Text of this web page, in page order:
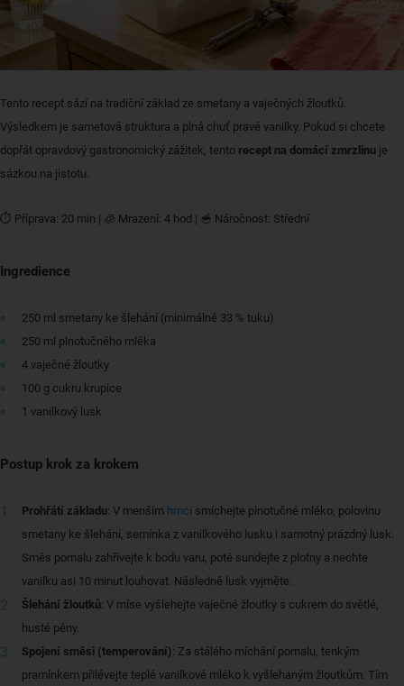
Tento recept sází na tradiční základ ze smetany a vaječných žloutků.
Výsledkem je sametová struktura a plná chuť pravé vanilky. Pokud si chcete
dopřát opravdový gastronomický zážitek, tento recept na domácí zmrzlinu je
sázkou na jistotu.
⏱ Příprava: 20 min | 🧊 Mrazení: 4 hod | 🥣 Náročnost: Střední
Ingredience
250 ml smetany ke šlehání (minimálně 33 % tuku)
250 ml plnotučného mléka
4 vaječné žloutky
100 g cukru krupice
1 vanilkový lusk
Postup krok za krokem
Prohřátí základu: V menším hrnci smíchejte plnotučné mléko, polovinu
smetany ke šlehání, semínka z vanilkového lusku i samotný prázdný lusk.
Směs pomalu zahřívejte k bodu varu, poté sundejte z plotny a nechte
vanilku asi 10 minut louhovat. Následně lusk vyjměte.
Šlehání žloutků: V míse vyšlehejte vaječné žloutky s cukrem do světlé,
husté pěny.
Spojení směsi (temperování): Za stálého míchání pomalu, tenkým
pramínkem přilévejte teplé vanilkové mléko k vyšlehaným žloutkům. Tím